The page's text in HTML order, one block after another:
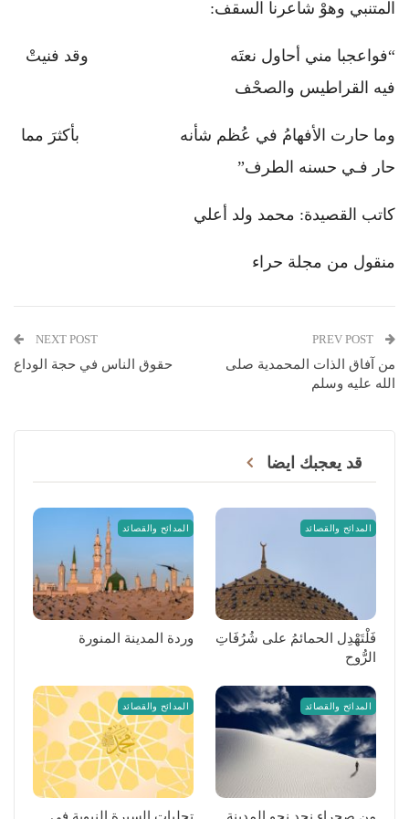
المتنبي وهوْ شاعرنا السقف:
“فواعجبا مني أحاول نعتَه وقد فنيتْ
فيه القراطيس والصحْف
وما حارت الأفهامُ في عُظم شأنه بأكثرَ مما
حار فـي حسنه الطرف”
كاتب القصيدة: محمد ولد أعلي
منقول من مجلة حراء
من آفاق الذات المحمدية صلى
الله عليه وسلم
NEXT POST
حقوق الناس في حجة الوداع
قد يعجبك ايضا
المدائح والقصائد
فَلْتَهْدِل الحمائمُ على شُرُفَاتِ
الرُّوح
المدائح والقصائد
وردة المدينة المنورة
المدائح والقصائد المدائح والقصائد